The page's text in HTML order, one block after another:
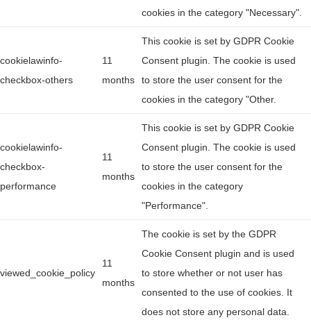
cookies in the category "Necessary".
cookielawinfo-
checkbox-others
11
months
This cookie is set by GDPR Cookie
Consent plugin. The cookie is used
to store the user consent for the
cookies in the category "Other.
cookielawinfo-
checkbox-
performance
11
months
This cookie is set by GDPR Cookie
Consent plugin. The cookie is used
to store the user consent for the
cookies in the category
"Performance".
viewed_cookie_policy
11
months
The cookie is set by the GDPR
Cookie Consent plugin and is used
to store whether or not user has
consented to the use of cookies. It
does not store any personal data.